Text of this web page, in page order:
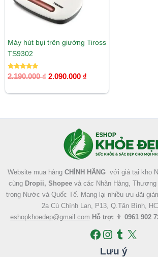
Máy hút bụi trên giường Tiross
TS9302
Được xếp
hạng
2.190.000₫ 2.090.000 ₫
Website mua hàng CHÍNH HÃNG với giá tại kho
cùng Dropii, Shopeevà các Nhãn Hàng, Thương
trong Nước và Quốc Tế. Mang lại nhiều ưu đãi
2a Cù Chính Lan, P13, Q.Tân Bình,
eshopkhoedep@gmail.com Hỗ trợ: 👨 0961 902
Lưu ý